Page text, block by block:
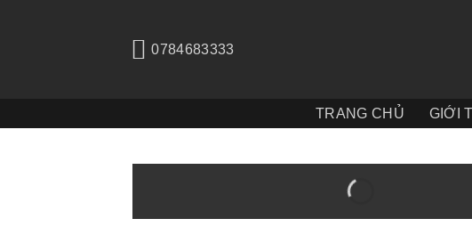
0784683333
TRANG CHỦ GIỚI